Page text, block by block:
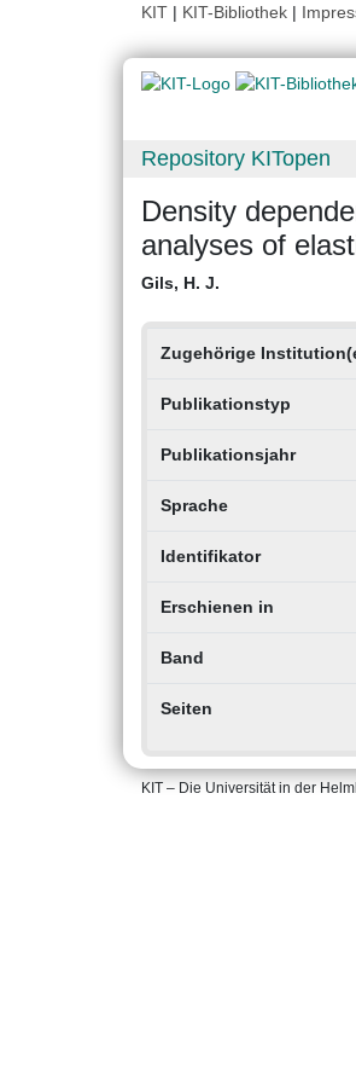
KIT | KIT-Bibliothek |
Repository KITopen
Density
analyses of
Gils, H. J.
Zugehörige
Publikationstyp
Publikationsjahr
Sprache
Identifikator
Erschienen in
Band
Seiten
KIT – Die Universität in der